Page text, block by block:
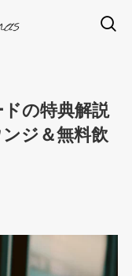
の特典解説
ンジ＆無料飲